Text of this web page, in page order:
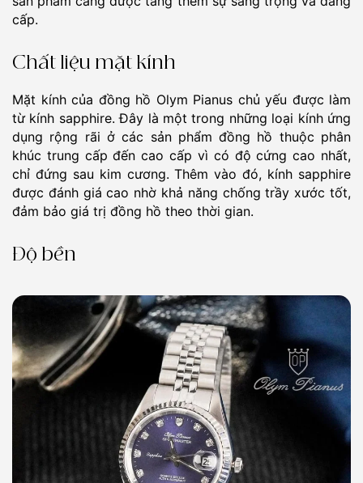
cấp.
Chất liệu mặt kính
Mặt kính của đồng hồ Olym Pianus chủ yếu được làm
từ kính sapphire. Đây là một trong những loại kính ứng
dụng rộng rãi ở các sản phẩm đồng hồ thuộc phân
khúc trung cấp đến cao cấp vì có độ cứng cao nhất,
chỉ đứng sau kim cương. Thêm vào đó, kính sapphire
được đánh giá cao nhờ khả năng chống trầy xước tốt,
đảm bảo giá trị đồng hồ theo thời gian.
Độ bền